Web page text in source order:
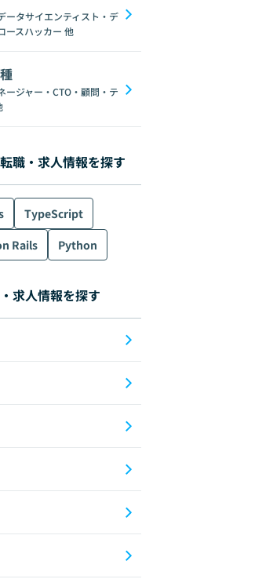
ータサイエンティスト・デ
ースハッカー 他
ージャー・CTO・顧問・テ
職・求人情報を探す
TypeScript
Rails Python
求人情報を探す